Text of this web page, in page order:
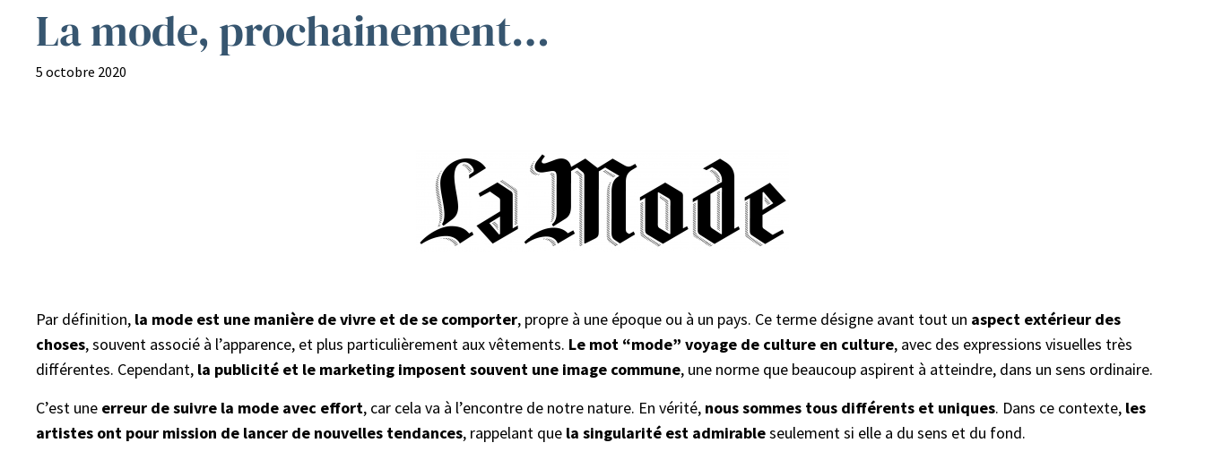
La mode, prochainement…
5 octobre 2020
Par définition, la mode est une manière de vivre et de se comporter, propre à une époque ou à un pays. Ce terme désigne avant tout un aspect extérieur des
choses, souvent associé à l’apparence, et plus particulièrement aux vêtements. Le mot “mode” voyage de culture en culture, avec des expressions visuelles très
différentes. Cependant, la publicité et le marketing imposent souvent une image commune, une norme que beaucoup aspirent à atteindre, dans un sens ordinaire.
C’est une erreur de suivre la mode avec effort, car cela va à l’encontre de notre nature. En vérité, nous sommes tous différents et uniques. Dans ce contexte, les
artistes ont pour mission de lancer de nouvelles tendances, rappelant que la singularité est admirableseulement si elle a du sens et du fond.